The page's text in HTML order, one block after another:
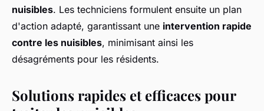
nuisibles. Les techniciens formulent ensuite un plan
d'action adapté, garantissant une intervention rapide
contre les nuisibles, minimisant ainsi les
désagréments pour les résidents.
Solutions rapides et efficaces pour